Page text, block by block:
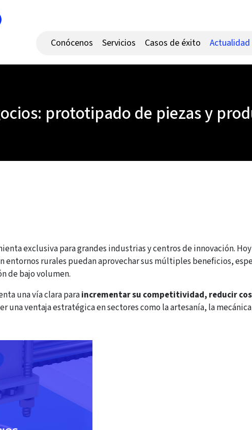
Conócenos Servicios Casos de éxito Actualidad
prototipado de piezas y
exclusiva para grandes industrias y centros de innovación.
rurales puedan aprovechar sus múltiples beneficios,
de bajo volumen.
una vía clara paraincrementar su competitividad, reducir
una ventaja estratégica en sectores como la artesanía, la